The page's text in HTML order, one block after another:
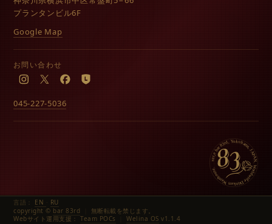
プランタンビル6F
Google Map
お問い合わせ
Instagram
X Facebook
LINE
045-227-5036
言語： EN · RU
copyright © bar 83rd
無断転載を禁じます。
Webサイト運用支援： Team POCs Welina OS v1.1.4